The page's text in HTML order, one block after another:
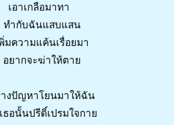
เอาเกลือมาทา
ทำกับฉันแสบแสน
มความแค้นเรื่อยมา
อยากจะฆ่าให้ตาย
างปัญหาโยนมาให้ฉัน
ธอนั้นปรีดิ์เปรมใจกาย